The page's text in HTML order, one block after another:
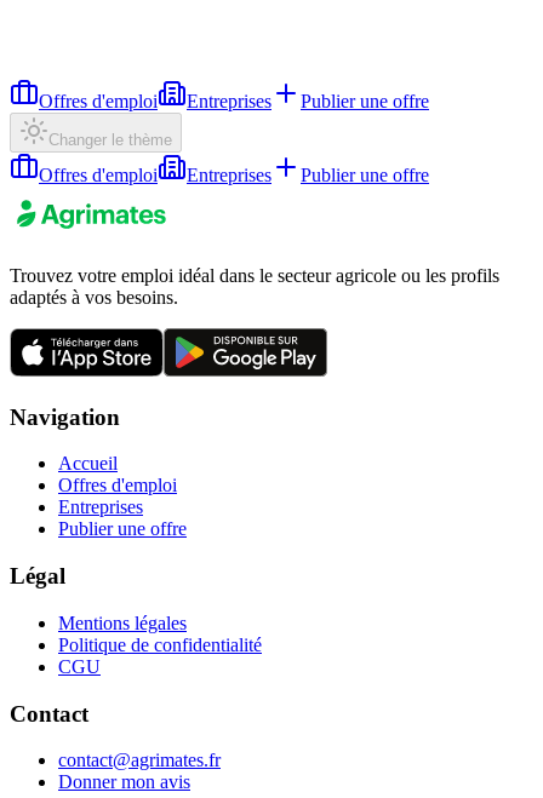
Offres d'emploi Entreprises Publier une offre
Changer le thème
Offres d'emploi Entreprises Publier une offre
Trouvez votre emploi idéal dans le secteur agricole ou les profils
adaptés à vos besoins.
Navigation
Accueil
Offres d'emploi
Entreprises
Publier une offre
Légal
Mentions légales
Politique de confidentialité
CGU
Contact
contact@agrimates.fr
Donner mon avis